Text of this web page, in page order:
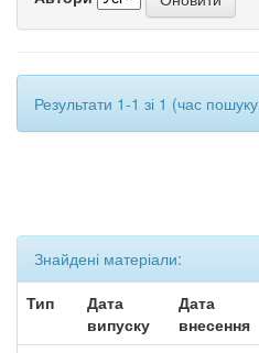
Результати 1-1 зі 1 (час
Знайдені матеріали:
Тип
Дата
випуску
Дата
внесення